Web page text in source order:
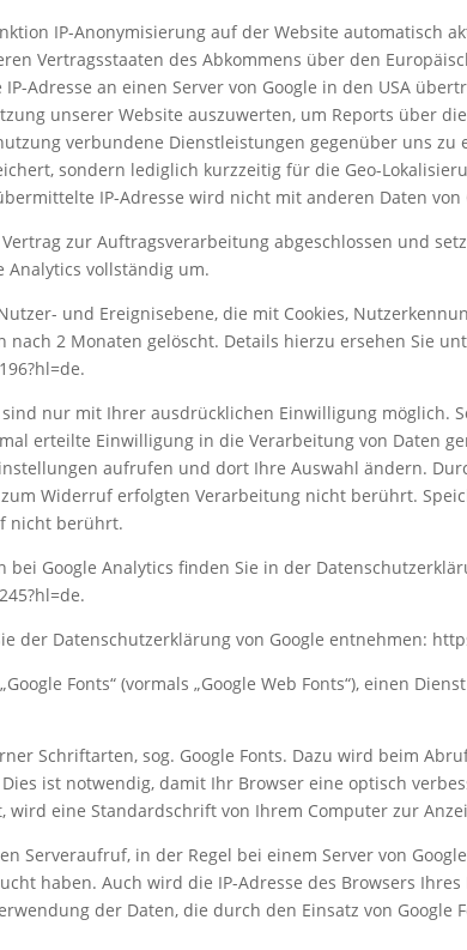
IP-Anonymisierung auf der Website automatisch
Vertragsstaaten des Abkommens über den
Adresse an einen Server von Google in den USA
unserer Website auszuwerten, um Reports über
verbundene Dienstleistungen gegenüber uns zu
sondern lediglich kurzzeitig für die Geo-
IP-Adresse wird nicht mit anderen Daten
zur Auftragsverarbeitung abgeschlossen und
Analytics vollständig um.
und Ereignisebene, die mit Cookies,
nach 2 Monaten gelöscht. Details hierzu ersehen Sie
nur mit Ihrer ausdrücklichen Einwilligung möglich.
erteilte Einwilligung in die Verarbeitung von Daten
aufrufen und dort Ihre Auswahl ändern.
Widerruf erfolgten Verarbeitung nicht berührt.
nicht berührt.
Google Analytics finden Sie in der
der Datenschutzerklärung von Google entnehmen:
Fonts“ (vormals „Google Web Fonts“), einen
Schriftarten, sog. Google Fonts. Dazu wird beim
ist notwendig, damit Ihr Browser eine optisch
eine Standardschrift von Ihrem Computer zur
Serveraufruf, in der Regel bei einem Server von
haben. Auch wird die IP-Adresse des Browsers
der Daten, die durch den Einsatz von